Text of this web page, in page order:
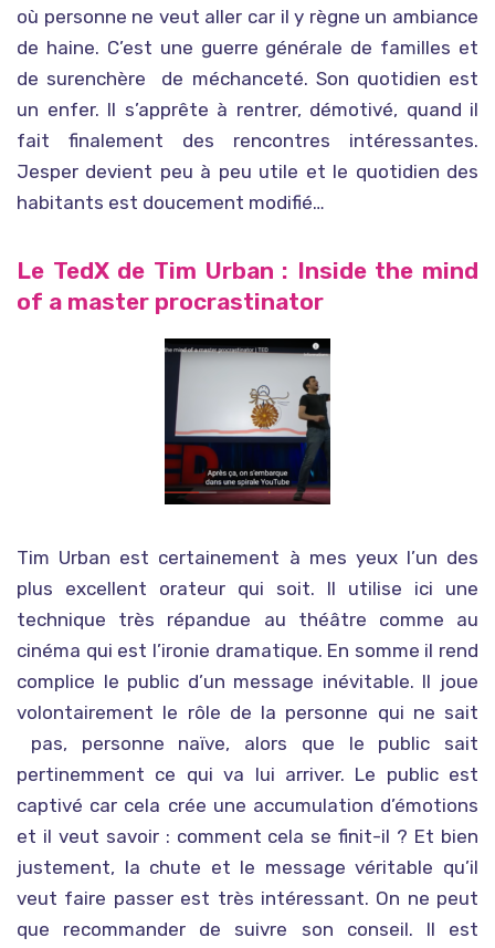
où personne ne veut aller car il y règne un ambiance
de haine. C’est une guerre générale de familles et
de surenchère de méchanceté. Son quotidien est
un enfer. Il s’apprête à rentrer, démotivé, quand il
fait finalement des rencontres intéressantes.
Jesper devient peu à peu utile et le quotidien des
habitants est doucement modifié…
Le TedX de Tim Urban : Inside the mind
of a master procrastinator
Tim Urban est certainement à mes yeux l’un des
plus excellent orateur qui soit. Il utilise ici une
technique très répandue au théâtre comme au
cinéma qui est l’ironie dramatique. En somme il rend
complice le public d’un message inévitable. Il joue
volontairement le rôle de la personne qui ne sait
pas, personne naïve, alors que le public sait
pertinemment ce qui va lui arriver. Le public est
captivé car cela crée une accumulation d’émotions
et il veut savoir : comment cela se finit-il ? Et bien
justement, la chute et le message véritable qu’il
veut faire passer est très intéressant. On ne peut
que recommander de suivre son conseil. Il est